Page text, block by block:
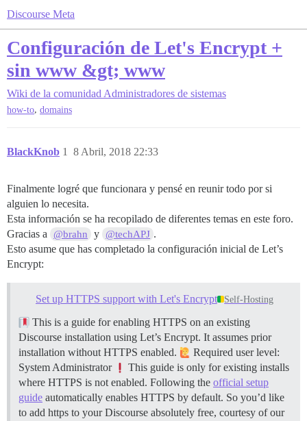
Discourse Meta
Configuración de Let's Encrypt +
sin www &gt; www
Wiki de la comunidad Administradores de sistemas
how-to, domains
BlackKnob 8 Abril, 2018 22:33
1
Finalmente logré que funcionara y pensé en reunir todo por si
alguien lo necesita.
Esta información se ha recopilado de diferentes temas en este foro.
Gracias a
@brahn y @techAPJ .
Esto asume que has completado la configuración inicial de Let’s
Encrypt:
Set up HTTPS support with Let's Encrypt Self-Hosting
This is a guide for enabling HTTPS on an existing
Discourse installation using Let’s Encrypt. It assumes prior
installation without HTTPS enabled.
Required user level:
System Administrator
This guide is only for existing installs
where HTTPS is not enabled. Following the official setup
guide automatically enables HTTPS by default. So you’d like
to add https to your Discourse absolutely free, courtesy of our